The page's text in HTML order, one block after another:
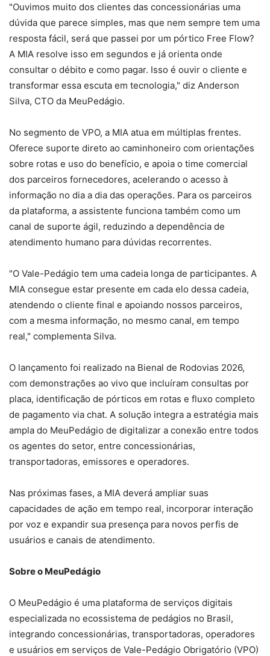
"Ouvimos muito dos clientes das concessionárias uma
dúvida que parece simples, mas que nem sempre tem uma
resposta fácil, será que passei por um pórtico Free Flow?
A MIA resolve isso em segundos e já orienta onde
consultar o débito e como pagar. Isso é ouvir o cliente e
transformar essa escuta em tecnologia," diz Anderson
Silva, CTO da MeuPedágio.
No segmento de VPO, a MIA atua em múltiplas frentes.
Oferece suporte direto ao caminhoneiro com orientações
sobre rotas e uso do benefício, e apoia o time comercial
dos parceiros fornecedores, acelerando o acesso à
informação no dia a dia das operações. Para os parceiros
da plataforma, a assistente funciona também como um
canal de suporte ágil, reduzindo a dependência de
atendimento humano para dúvidas recorrentes.
"O Vale-Pedágio tem uma cadeia longa de participantes. A
MIA consegue estar presente em cada elo dessa cadeia,
atendendo o cliente final e apoiando nossos parceiros,
com a mesma informação, no mesmo canal, em tempo
real," complementa Silva.
O lançamento foi realizado na Bienal de Rodovias 2026,
com demonstrações ao vivo que incluíram consultas por
placa, identificação de pórticos em rotas e fluxo completo
de pagamento via chat. A solução integra a estratégia mais
ampla do MeuPedágio de digitalizar a conexão entre todos
os agentes do setor, entre concessionárias,
transportadoras, emissores e operadores.
Nas próximas fases, a MIA deverá ampliar suas
capacidades de ação em tempo real, incorporar interação
por voz e expandir sua presença para novos perfis de
usuários e canais de atendimento.
Sobre o MeuPedágio
O MeuPedágio é uma plataforma de serviços digitais
especializada no ecossistema de pedágios no Brasil,
integrando concessionárias, transportadoras, operadores
e usuários em serviços de Vale-Pedágio Obrigatório (VPO)